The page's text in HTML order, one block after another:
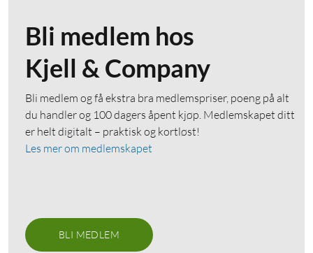
Bli medlem hos
Kjell & Company
Bli medlem og få ekstra bra medlemspriser, poeng på alt
du handler og 100 dagers åpent kjøp. Medlemskapet ditt
er helt digitalt – praktisk og kortløst!
Les mer om medlemskapet
BLI MEDLEM